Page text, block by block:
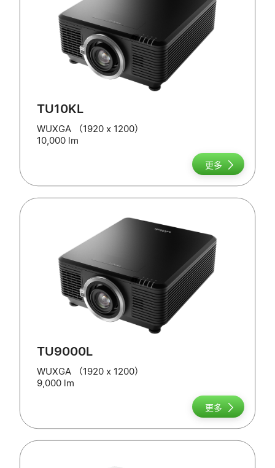
TU10KL
WUXGA （1920 x 1200）
10,000 lm
更多
TU9000L
WUXGA （1920 x 1200）
9,000 lm
更多